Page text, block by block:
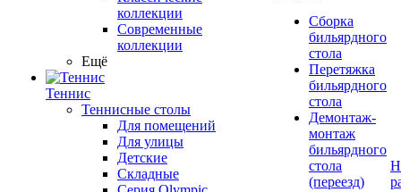
коллекции
Современные
коллекции
Ещё
Теннис
Теннисные столы
Для помещений
Для улицы
Детские
Складные
Сборка
бильярдного
стола
Перетяжка
бильярдного
стола
Демонтаж-
монтаж
бильярдного
стола
(переезд)